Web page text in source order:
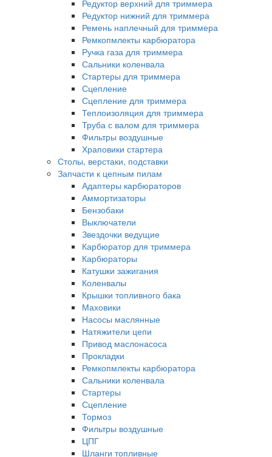
Редуктор верхний для триммера
Редуктор нижний для триммера
Ремень наплечный для триммера
Ремкопмлекты карбюратора
Ручка газа для триммера
Сальники коленвала
Стартеры для триммера
Сцепление
Сцепление для триммера
Теплоизоляция для триммера
Труба с валом для триммера
Фильтры воздушные
Храповики стартера
Столы, верстаки, подставки
Запчасти к цепным пилам
Адаптеры карбюраторов
Аммортизаторы
Бензобаки
Выключатели
Звездочки ведущие
Карбюратор для триммера
Карбюраторы
Катушки зажигания
Коленвалы
Крышки топливного бака
Маховики
Насосы маслянные
Натяжители цепи
Привод маслонасоса
Прокладки
Ремкопмлекты карбюратора
Сальники коленвала
Стартеры
Сцепление
Тормоз
Фильтры воздушные
ЦПГ
Шланги топливные